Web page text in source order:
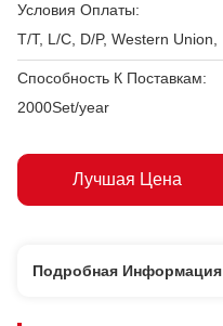
Условия Оплаты:
T/T, L/C, D/P, Western Union,
Способность К Поставкам:
2000Set/year
Лучшая Цена
Подробная Информация